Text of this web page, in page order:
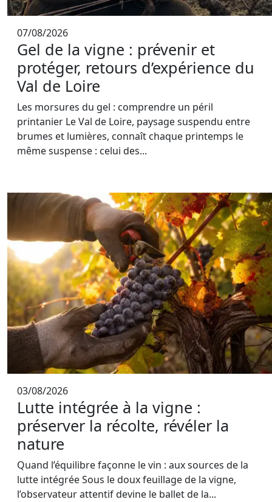
07/08/2026
Gel de la vigne : prévenir et
protéger, retours d’expérience du
Val de Loire
Les morsures du gel : comprendre un péril
printanier Le Val de Loire, paysage suspendu entre
brumes et lumières, connaît chaque printemps le
même suspense : celui des...
03/08/2026
Lutte intégrée à la vigne :
préserver la récolte, révéler la
nature
Quand l’équilibre façonne le vin : aux sources de la
lutte intégrée Sous le doux feuillage de la vigne,
l’observateur attentif devine le ballet de la...